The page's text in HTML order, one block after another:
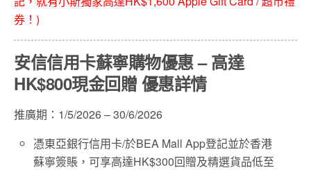
券！)
安信信用卡蘇寧購物優惠 – 高達
HK$800現金回贈 優惠詳情
推廣期：1/5/2026 – 30/6/2026
憑東亞銀行信用卡/於BEA Mall App登記並於香港
蘇寧簽賬，可享高達HK$300回贈及精選貨品低至